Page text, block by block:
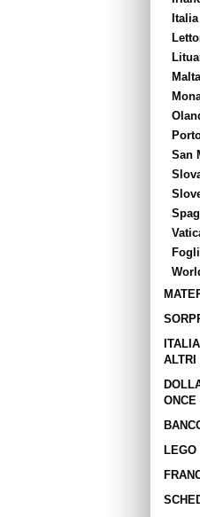
Italia
Malta
San
ALTRI
ONCE
LEGO